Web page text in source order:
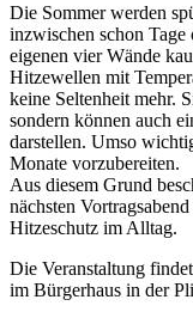
Die Sommer werden
inzwischen schon Tage
eigenen vier Wände
Hitzewellen mit
keine Seltenheit mehr.
sondern können auch
darstellen. Umso
Monate vorzubereiten.
Aus diesem Grund
nächsten
Hitzeschutz im Alltag.
Die Veranstaltung
im Bürgerhaus in der